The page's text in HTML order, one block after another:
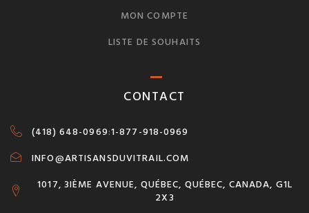
MON COMPTE
LISTE DE SOUHAITS
CONTACT
(418) 648-0969:1-877-918-0969
INFO@ARTISANSDUVITRAIL.COM
1017, 3IÈME AVENUE, QUÉBEC, QUÉBEC, CANADA, G1L
2X3